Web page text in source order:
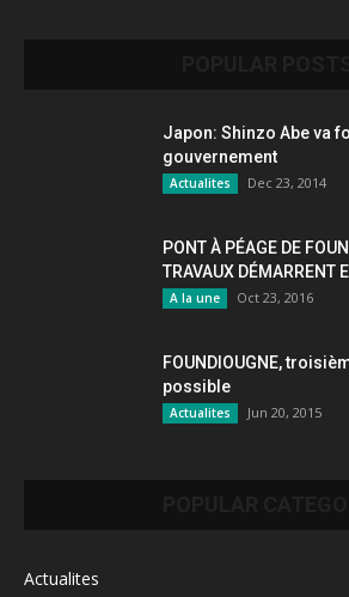
Japon: Shinzo Abe va
gouvernement
Actualites Dec 23, 2014
PONT À PÉAGE DE
TRAVAUX DÉMARRENT
A la une Oct 23, 2016
FOUNDIOUGNE,
possible
Actualites Jun 20, 2015
Actualites